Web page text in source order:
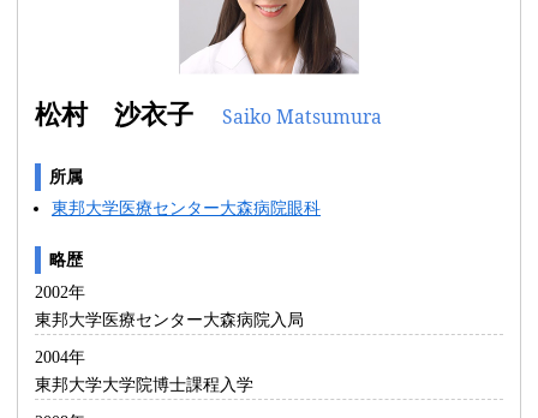
松村 沙衣子 Saiko Matsumura
所属
東邦大学医療センター大森病院眼科
略歴
2002年
東邦大学医療センター大森病院入局
2004年
東邦大学大学院博士課程入学